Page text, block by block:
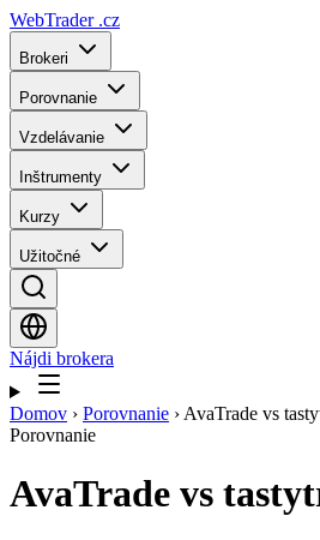
WebTrader .cz
Brokeri
Porovnanie
Vzdelávanie
Inštrumenty
Kurzy
Užitočné
Nájdi brokera
Domov › Porovnanie › AvaTrade vs
Porovnanie
AvaTrade vs